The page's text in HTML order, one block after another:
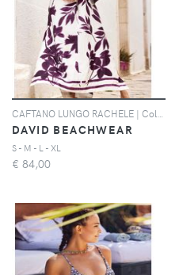
DAVID BEACHWEAR
S - M - L - XL
€ 84,00